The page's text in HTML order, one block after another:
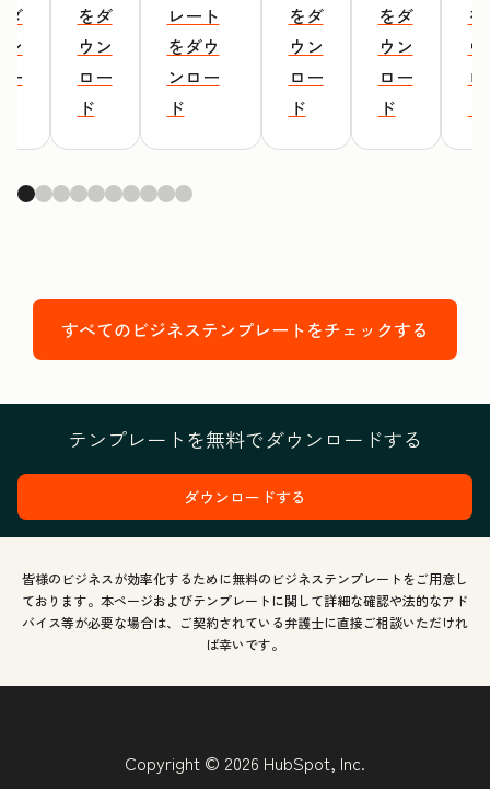
ダ
ー
をダ
ウン
ロー
ド
レート
をダウ
ンロー
ド
をダ
ウン
ロー
ド
をダ
ウン
ロー
ド
すべてのビジネステンプレートをチェックする
テンプレートを無料でダウンロードする
ダウンロードする
皆様のビジネスが効率化するために無料のビジネステンプレートをご用意し
ております。本ページおよびテンプレートに関して詳細な確認や法的なアド
バイス等が必要な場合は、ご契約されている弁護士に直接ご相談いただけれ
ば幸いです。
Copyright © 2026 HubSpot, Inc.